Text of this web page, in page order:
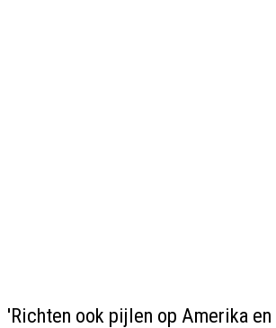
'Richten ook pijlen op Amerika en